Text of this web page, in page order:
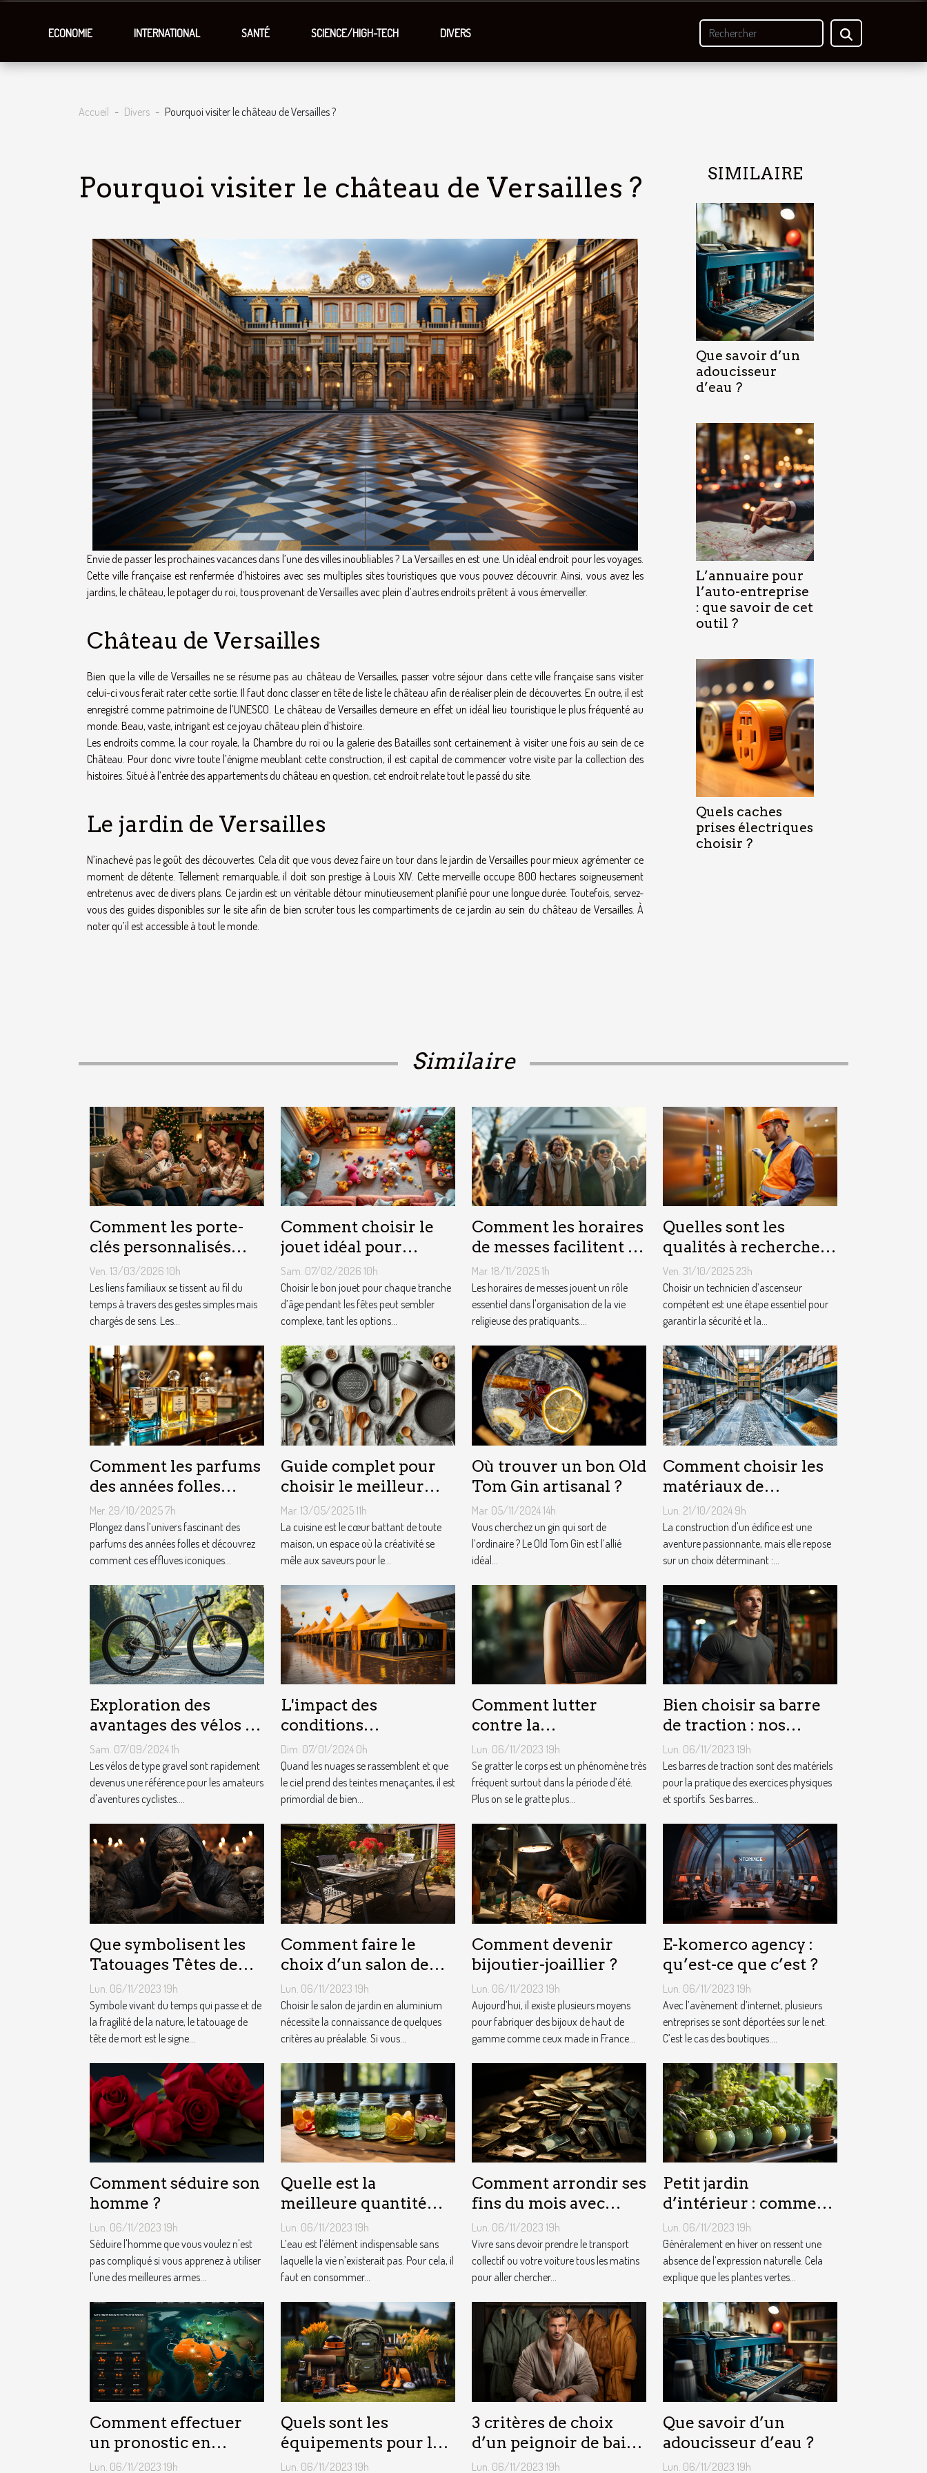
ECONOMIE INTERNATIONAL SANTÉ SCIENCE/HIGH-TECH DIVERS
Accueil Divers Pourquoi visiter le château de Versailles ?
Pourquoi visiter le château de Versailles ?
Envie de passer les prochaines vacances dans l’une des villes inoubliables ? La Versailles en est une. Un idéal endroit pour les voyages.
Cette ville française est renfermée d’histoires avec ses multiples sites touristiques que vous pouvez découvrir. Ainsi, vous avez les
jardins, le château, le potager du roi, tous provenant de Versailles avec plein d’autres endroits prêtent à vous émerveiller.
Château de Versailles
Bien que la ville de Versailles ne se résume pas au château de Versailles, passer votre séjour dans cette ville française sans visiter
celui-ci vous ferait rater cette sortie. Il faut donc classer en tête de liste le château afin de réaliser plein de découvertes. En outre, il est
enregistré comme patrimoine de l’UNESCO. Le château de Versailles demeure en effet un idéal lieu touristique le plus fréquenté au
monde. Beau, vaste, intrigant est ce joyau château plein d’histoire.
Les endroits comme, la cour royale, la Chambre du roi ou la galerie des Batailles sont certainement à visiter une fois au sein de ce
Château. Pour donc vivre toute l’énigme meublant cette construction, il est capital de commencer votre visite par la collection des
histoires. Situé à l’entrée des appartements du château en question, cet endroit relate tout le passé du site.
Le jardin de Versailles
N’inachevé pas le goût des découvertes. Cela dit que vous devez faire un tour dans le jardin de Versailles pour mieux agrémenter ce
moment de détente. Tellement remarquable, il doit son prestige à Louis XIV. Cette merveille occupe 800 hectares soigneusement
entretenus avec de divers plans. Ce jardin est un véritable détour minutieusement planifié pour une longue durée. Toutefois, servez-
vous des guides disponibles sur le site afin de bien scruter tous les compartiments de ce jardin au sein du château de Versailles. À
noter qu’il est accessible à tout le monde.
SIMILAIRE
Que savoir d’un
adoucisseur
d’eau ?
L’annuaire pour
l’auto-entreprise
: que savoir de cet
outil ?
Quels caches
prises électriques
choisir ?
Similaire
Comment les porte-
clés personnalisés
peuvent renforcer les
liens familiaux ?
Ven. 13/03/2026 10h
Les liens familiaux se tissent au fil du
temps à travers des gestes simples mais
chargés de sens. Les...
Comment choisir le
jouet idéal pour
chaque âge lors des
fêtes ?
Sam. 07/02/2026 10h
Choisir le bon jouet pour chaque tranche
d’âge pendant les fêtes peut sembler
complexe, tant les options...
Comment les horaires
de messes facilitent la
vie des pratiquants ?
Mar. 18/11/2025 1h
Les horaires de messes jouent un rôle
essentiel dans l'organisation de la vie
religieuse des pratiquants....
Quelles sont les
qualités à rechercher
chez un technicien
d’ascenseur ?
Ven. 31/10/2025 23h
Choisir un technicien d’ascenseur
compétent est une étape essentiel pour
garantir la sécurité et la...
Comment les parfums
des années folles
influencent-ils la
mode moderne ?
Mer. 29/10/2025 7h
Plongez dans l’univers fascinant des
parfums des années folles et découvrez
comment ces effluves iconiques...
Guide complet pour
choisir le meilleur
équipement de
cuisine
Mar. 13/05/2025 11h
La cuisine est le cœur battant de toute
maison, un espace où la créativité se
mêle aux saveurs pour le...
Où trouver un bon Old
Tom Gin artisanal ?
Mar. 05/11/2024 14h
Vous cherchez un gin qui sort de
l’ordinaire ? Le Old Tom Gin est l’allié
idéal...
Comment choisir les
matériaux de
construction adaptés à
votre projet
Lun. 21/10/2024 9h
La construction d'un édifice est une
aventure passionnante, mais elle repose
sur un choix déterminant :...
Exploration des
avantages des vélos de
type gravel pour les
aventuriers
Sam. 07/09/2024 1h
Les vélos de type gravel sont rapidement
devenus une référence pour les amateurs
d'aventures cyclistes....
L'impact des
conditions
météorologiques sur
le choix des tentes
publicitaires
Dim. 07/01/2024 0h
Quand les nuages se rassemblent et que
le ciel prend des teintes menaçantes, il est
primordial de bien...
Comment lutter
contre la
démangeaison ?
Lun. 06/11/2023 19h
Se gratter le corps est un phénomène très
fréquent surtout dans la période d’été.
Plus on se le gratte plus...
Bien choisir sa barre
de traction : nos
conseils !
Lun. 06/11/2023 19h
Les barres de traction sont des matériels
pour la pratique des exercices physiques
et sportifs. Ses barres...
Que symbolisent les
Tatouages Têtes de
Mort ?
Lun. 06/11/2023 19h
Symbole vivant du temps qui passe et de
la fragilité de la nature, le tatouage de
tête de mort est le signe...
Comment faire le
choix d’un salon de
jardin en aluminium ?
Lun. 06/11/2023 19h
Choisir le salon de jardin en aluminium
nécessite la connaissance de quelques
critères au préalable. Si vous...
Comment devenir
bijoutier-joaillier ?
Lun. 06/11/2023 19h
Aujourd’hui, il existe plusieurs moyens
pour fabriquer des bijoux de haut de
gamme comme ceux made in France...
E-komerco agency :
qu’est-ce que c’est ?
Lun. 06/11/2023 19h
Avec l’avènement d’internet, plusieurs
entreprises se sont déportées sur le net.
C’est le cas des boutiques....
Comment séduire son
homme ?
Lun. 06/11/2023 19h
Séduire l'homme que vous voulez n'est
pas compliqué si vous apprenez à utiliser
l'une des meilleures armes...
Quelle est la
meilleure quantité
d’eau qu’il faut au
quotidien ?
Lun. 06/11/2023 19h
L’eau est l’élément indispensable sans
laquelle la vie n’existerait pas. Pour cela, il
faut en consommer...
Comment arrondir ses
fins du mois avec
l’internet ?
Lun. 06/11/2023 19h
Vivre sans devoir prendre le transport
collectif ou votre voiture tous les matins
pour aller chercher...
Petit jardin
d’intérieur : comment
en créer chez soi ?
Lun. 06/11/2023 19h
Généralement en hiver on ressent une
absence de l’expression naturelle. Cela
explique que les plantes vertes...
Comment effectuer
un pronostic en
ligne ?
Lun. 06/11/2023 19h
Quels sont les
équipements pour le
jardinage ?
Lun. 06/11/2023 19h
3 critères de choix
d’un peignoir de bain
pour homme ?
Lun. 06/11/2023 19h
Que savoir d’un
adoucisseur d’eau ?
Lun. 06/11/2023 19h